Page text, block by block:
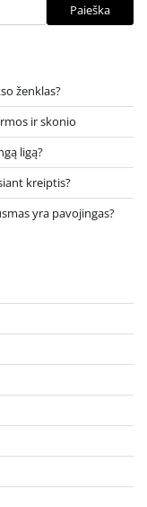
Paieška
ženklas?
ir skonio
ligą?
kreiptis?
yra pavojingas?